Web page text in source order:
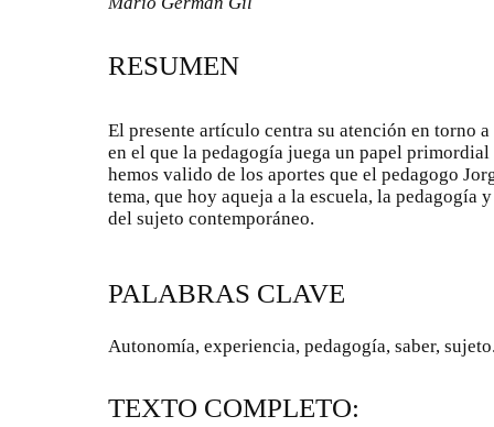
RESUMEN
El presente artículo centra su atención en torno
en el que la pedagogía juega un papel
hemos valido de los aportes que el pedagogo
tema, que hoy aqueja a la escuela, la pedagogía
del sujeto contemporáneo.
PALABRAS CLAVE
Autonomía, experiencia, pedagogía, saber,
TEXTO COMPLETO: